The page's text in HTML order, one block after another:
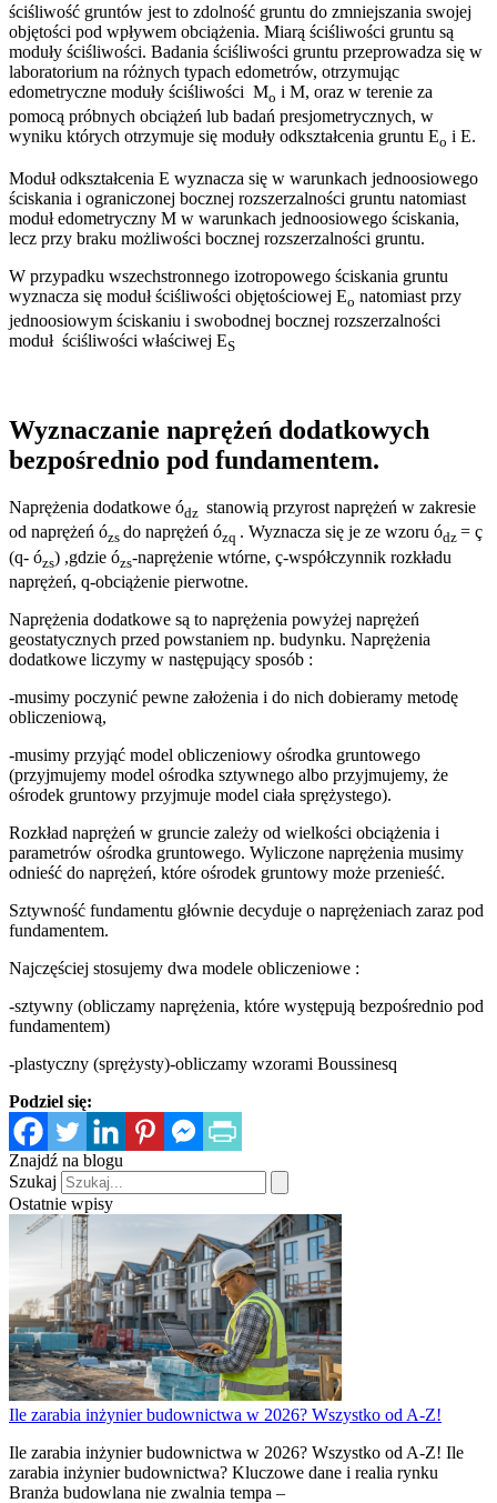
ściśliwość gruntów jest to zdolność gruntu do zmniejszania swojej
objętości pod wpływem obciążenia. Miarą ściśliwości gruntu są
moduły ściśliwości. Badania ściśliwości gruntu przeprowadza się w
laboratorium na różnych typach edometrów, otrzymując
edometryczne moduły ściśliwości Mo i M, oraz w terenie za
pomocą próbnych obciążeń lub badań presjometrycznych, w
wyniku których otrzymuje się moduły odkształcenia gruntu Eo i E.
Moduł odkształcenia E wyznacza się w warunkach jednoosiowego
ściskania i ograniczonej bocznej rozszerzalności gruntu natomiast
moduł edometryczny M w warunkach jednoosiowego ściskania,
lecz przy braku możliwości bocznej rozszerzalności gruntu.
W przypadku wszechstronnego izotropowego ściskania gruntu
wyznacza się moduł ściśliwości objętościowej Eo natomiast przy
jednoosiowym ściskaniu i swobodnej bocznej rozszerzalności
moduł ściśliwości właściwej ES
Wyznaczanie naprężeń dodatkowych
bezpośrednio pod fundamentem.
Naprężenia dodatkowe ódz stanowią przyrost naprężeń w zakresie
od naprężeń ózs do naprężeń ózq . Wyznacza się je ze wzoru ódz = ç
(q- ózs) ,gdzie ózs-naprężenie wtórne, ç-współczynnik rozkładu
naprężeń, q-obciążenie pierwotne.
Naprężenia dodatkowe są to naprężenia powyżej naprężeń
geostatycznych przed powstaniem np. budynku. Naprężenia
dodatkowe liczymy w następujący sposób :
-musimy poczynić pewne założenia i do nich dobieramy metodę
obliczeniową,
-musimy przyjąć model obliczeniowy ośrodka gruntowego
(przyjmujemy model ośrodka sztywnego albo przyjmujemy, że
ośrodek gruntowy przyjmuje model ciała sprężystego).
Rozkład naprężeń w gruncie zależy od wielkości obciążenia i
parametrów ośrodka gruntowego. Wyliczone naprężenia musimy
odnieść do naprężeń, które ośrodek gruntowy może przenieść.
Sztywność fundamentu głównie decyduje o naprężeniach zaraz pod
fundamentem.
Najczęściej stosujemy dwa modele obliczeniowe :
-sztywny (obliczamy naprężenia, które występują bezpośrednio pod
fundamentem)
-plastyczny (sprężysty)-obliczamy wzorami Boussinesq
Podziel się:
Znajdź na blogu
Szukaj
Ostatnie wpisy
Ile zarabia inżynier budownictwa w 2026? Wszystko od A-Z!
Ile zarabia inżynier budownictwa w 2026? Wszystko od A-Z! Ile
zarabia inżynier budownictwa? Kluczowe dane i realia rynku
Branża budowlana nie zwalnia tempa –